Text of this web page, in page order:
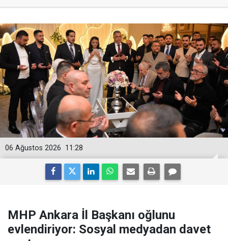
11:28
06 Ağustos 2026
MHP Ankara İl Başkanı oğlunu
evlendiriyor: Sosyal medyadan davet